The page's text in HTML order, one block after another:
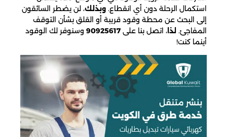
استكمال الرحلة دون أي انقطاع. وبذلك، لن يضطر السائقون
إلى البحث عن محطة وقود قريبة أو القلق بشأن التوقف
المفاجئ. لذا ، اتصل بنا على 90925617 وسنوفر لك الوقود
أينما كنت!